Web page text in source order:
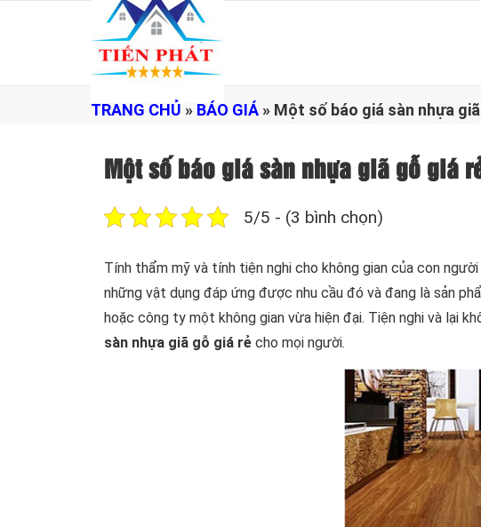
TRANG CHỦ » BÁO GIÁ » Một số báo giá sàn nhựa
Một số báo giá sàn nhựa giã gỗ giá
5/5 - (3 bình chọn)
Tính thẩm mỹ và tính tiện nghi cho không gian của con
những vật dụng đáp ứng được nhu cầu đó và đang là sản
hoặc công ty một không gian vừa hiện đại. Tiện nghi và lại
sàn nhựa giã gỗ giá rẻ cho mọi người.